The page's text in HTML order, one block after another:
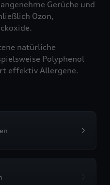
Gerüche und
Ozon,
natürliche
Polyphenol
effektiv Allergene.